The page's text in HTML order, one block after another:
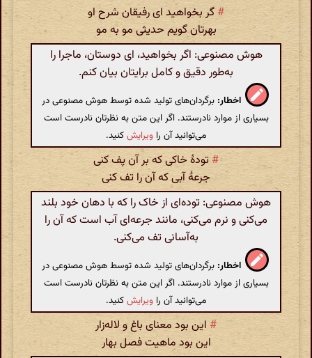
# گر بخواهید ای رفیقان شرح او
بهرتان گویم حدیثی مو به‌ مو
هوش مصنوعی: اگر بخواهید، ای دوستان، ماجرا را
به‌طور دقیق و کامل برایتان بیان کنم.
اخطار: برگردان‌های تولید شده توسط هوش مصنوعی در
بسیاری از موارد نادرستند. اگر این متن به نظرتان نادرست است
می‌توانید آن را ویرایشکنید.
#تودهٔ خاکی که بر آن پف کنی
جرعهٔ آبی که آن را تف کنی
هوش مصنوعی: توده‌ای از خاک را که با دهان خود بلند
می‌کنی و نرم می‌کنی، مانند جرعه‌ای آب است که آن را
به‌آسانی تف می‌کنی.
اخطار: برگردان‌های تولید شده توسط هوش مصنوعی در
بسیاری از موارد نادرستند. اگر این متن به نظرتان نادرست است
می‌توانید آن را ویرایشکنید.
# این بود معنای باغ و لاله‌زار
این بود ماهیت فصل بهار